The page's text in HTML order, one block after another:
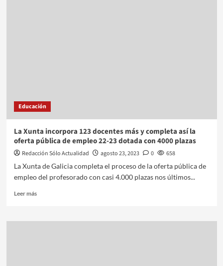
Educación
La Xunta incorpora 123 docentes más y completa así la
oferta pública de empleo 22-23 dotada con 4000 plazas
Redacción Sólo Actualidad agosto 23, 2023 0
658
La Xunta de Galicia completa el proceso de la oferta pública de
empleo del profesorado con casi 4.000 plazas nos últimos...
Leer más